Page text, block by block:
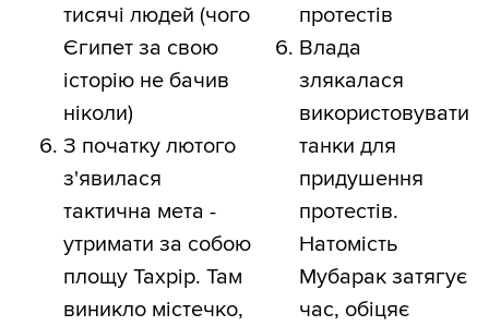
тисячі людей (чого
Єгипет за свою
історію не бачив
ніколи)
З початку лютого
з'явилася
тактична мета -
утримати за собою
площу Тахрір. Там
виникло містечко,
протестів
Влада
злякалася
використовувати
танки для
придушення
протестів.
Натомість
Мубарак затягує
час, обіцяє